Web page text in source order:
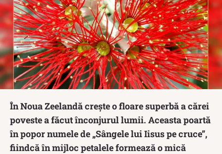
În Noua Zeelandă crește o floare superbă a cărei
poveste a făcut înconjurul lumii. Aceasta poartă
în popor numele de „Sângele lui Iisus pe cruce”,
fiindcă în mijloc petalele formează o mică